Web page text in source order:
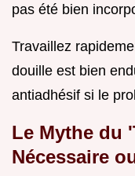
pas été bien
Travaillez
douille est bien
antiadhésif si le
Le Mythe du
Nécessaire